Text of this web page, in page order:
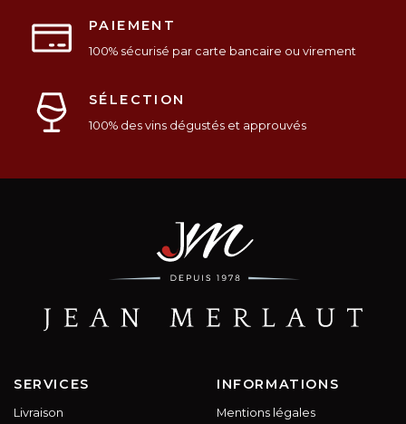
PAIEMENT
100% sécurisé par carte bancaire ou virement
SÉLECTION
100% des vins dégustés et approuvés
SERVICES
Livraison
INFORMATIONS
Mentions légales